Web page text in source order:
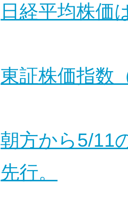
日経平均株価
東証株価指数
朝方から5/11
先行。